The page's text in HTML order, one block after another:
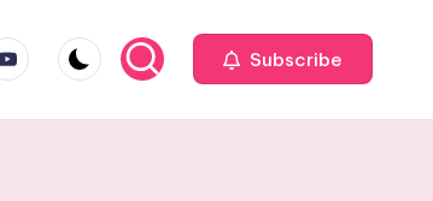
Subscribe